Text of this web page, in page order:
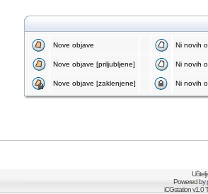
Nove objave Ni novih
Nove objave [priljubljene] Ni novih
Nove objave [zaklenjene] Ni novih
Powered by
iCGstation v1.0